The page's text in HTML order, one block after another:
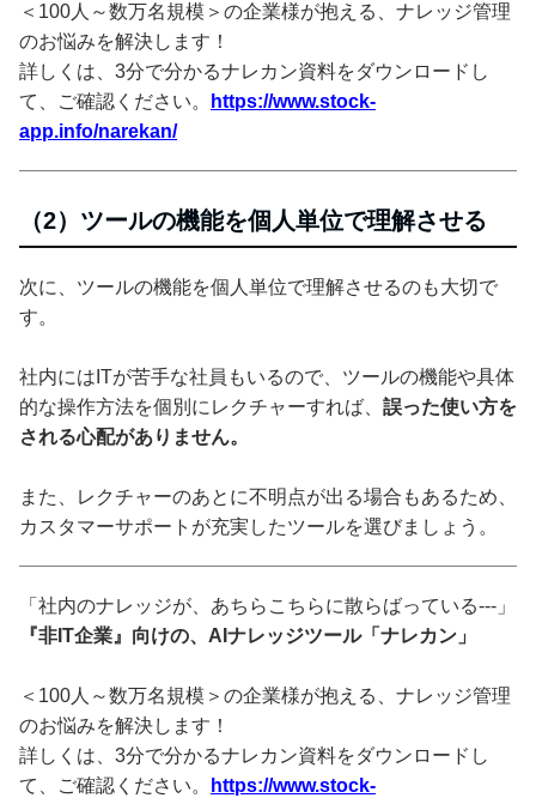
＜100人～数万名規模＞の企業様が抱える、ナレッジ管理
のお悩みを解決します！
詳しくは、3分で分かるナレカン資料をダウンロードし
て、ご確認ください。
https://www.stock-
app.info/narekan/
（2）ツールの機能を個人単位で理解させる
次に、ツールの機能を個人単位で理解させるのも大切で
す。
社内にはITが苦手な社員もいるので、ツールの機能や具体
的な操作方法を個別にレクチャーすれば、 誤った使い方を
される心配がありません。
また、レクチャーのあとに不明点が出る場合もあるため、
カスタマーサポートが充実したツールを選びましょう。
「社内のナレッジが、あちらこちらに散らばっている---」
『非IT企業』向けの、AIナレッジツール「ナレカン」
＜100人～数万名規模＞の企業様が抱える、ナレッジ管理
のお悩みを解決します！
詳しくは、3分で分かるナレカン資料をダウンロードし
て、ご確認ください。
https://www.stock-